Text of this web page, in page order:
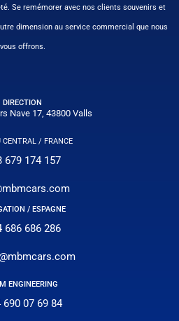
Se remémorer avec nos clients souvenirs et
dimension au service commercial que nous
vous offrons.
DIRECTION
Nave 17, 43800 Valls
CENTRAL / FRANCE
679 174 157
/ ESPAGNE
686 686 286
ENGINEERING
690 07 69 84